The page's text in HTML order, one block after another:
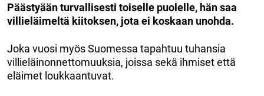
Päästyään turvallisesti toiselle puolelle, hän saa
villieläimeltä kiitoksen, jota ei koskaan unohda.
Joka vuosi myös Suomessa tapahtuu tuhansia
villieläinonnettomuuksia, joissa sekä ihmiset että
eläimet loukkaantuvat.